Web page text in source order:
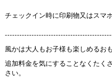
チェックイン時に印刷物又はスマ
風かは大人もお子様も楽しめるお
追加料金を気にすることなくたく
さい。